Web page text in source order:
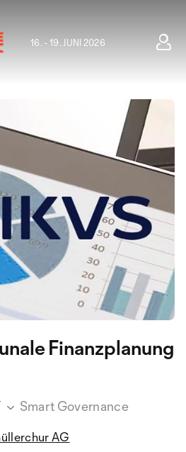
16. - 19. JUNI 2026
Finanzplanung
Smart Governance
AG